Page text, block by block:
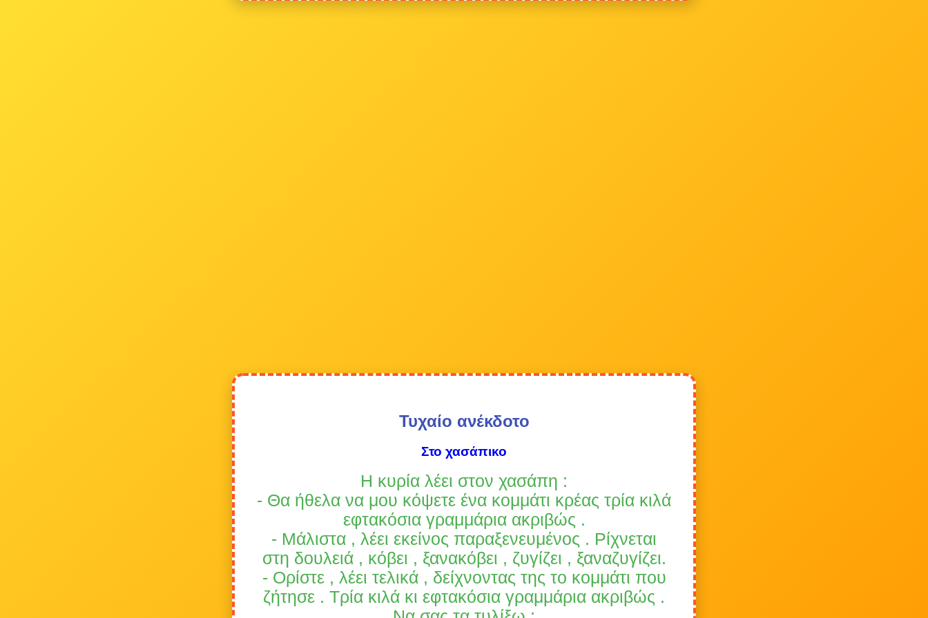
Τυχαίο ανέκδοτο
Στο χασάπικο
Η κυρία λέει στον χασάπη :
- Θα ήθελα να μου κόψετε ένα κομμάτι κρέας τρία κιλά
εφτακόσια γραμμάρια ακριβώς .
- Μάλιστα , λέει εκείνος παραξενευμένος . Ρίχνεται
στη δουλειά , κόβει , ξανακόβει , ζυγίζει , ξαναζυγίζει.
- Ορίστε , λέει τελικά , δείχνοντας της το κομμάτι που
ζήτησε . Τρία κιλά κι εφτακόσια γραμμάρια ακριβώς .